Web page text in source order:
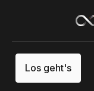
Los geht's